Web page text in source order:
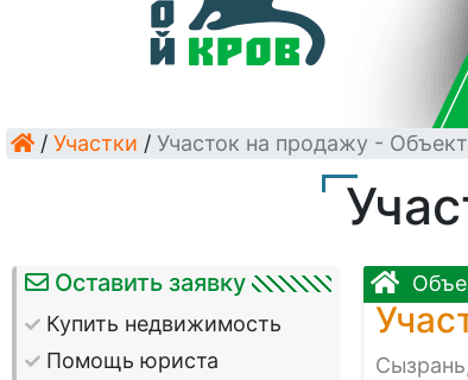
/ Участки / Участок на продажу -
Оставить заявку
Купить недвижимость
Помощь юриста